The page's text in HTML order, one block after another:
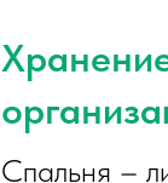
Спальня –